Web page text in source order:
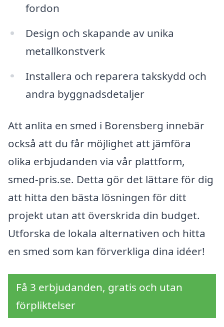
fordon
Design och skapande av unika
metallkonstverk
Installera och reparera takskydd och
andra byggnadsdetaljer
Att anlita en smed i Borensberg innebär
också att du får möjlighet att jämföra
olika erbjudanden via vår plattform,
smed-pris.se. Detta gör det lättare för dig
att hitta den bästa lösningen för ditt
projekt utan att överskrida din budget.
Utforska de lokala alternativen och hitta
en smed som kan förverkliga dina idéer!
Få 3 erbjudanden, gratis och utan
förpliktelser